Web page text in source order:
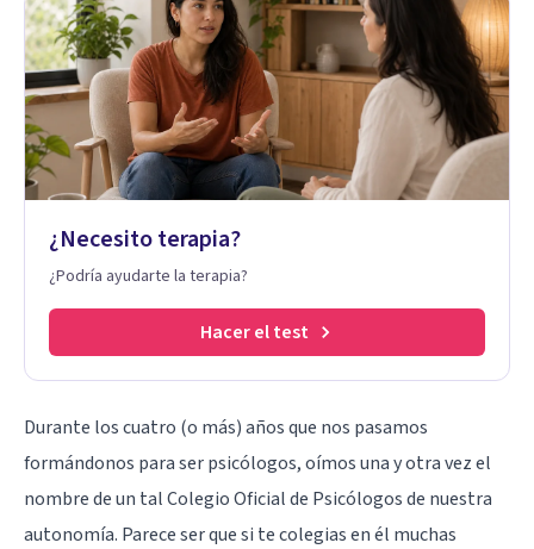
¿Necesito terapia?
¿Podría ayudarte la terapia?
Hacer el test
Durante los cuatro (o más) años que nos pasamos
formándonos para ser psicólogos, oímos una y otra vez el
nombre de un tal Colegio Oficial de Psicólogos de nuestra
autonomía. Parece ser que si te colegias en él muchas